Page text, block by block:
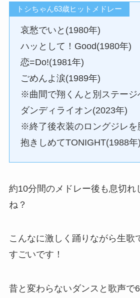
トシちゃん63歳ヒットメドレー
哀愁でいと(1980年)
ハッとして！Good(1980年)
恋=Do!(1981年)
ごめんよ涙(1989年)
※曲間で翔くんと別ステージ
ダンディライオン(2023年)
※終了後衣装のロングジレを
抱きしめてTONIGHT(1988年)
約10分間のメドレー後も息切れ
ね？
こんなに激しく踊りながら生歌
すごいです！
昔と変わらないダンスと歌声で